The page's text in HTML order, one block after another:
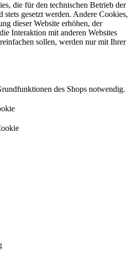
die für den technischen Betrieb der
stets gesetzt werden. Andere Cookies,
dieser Website erhöhen, der
Interaktion mit anderen Websites
sollen, werden nur mit Ihrer
des Shops notwendig.